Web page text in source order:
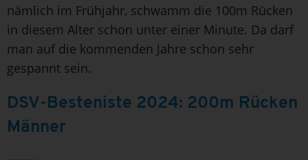
nämlich im Frühjahr, schwamm die 100m Rücken
in diesem Alter schon unter einer Minute. Da darf
man auf die kommenden Jahre schon sehr
gespannt sein.
DSV-Besteniste 2024: 200m Rücken
Männer